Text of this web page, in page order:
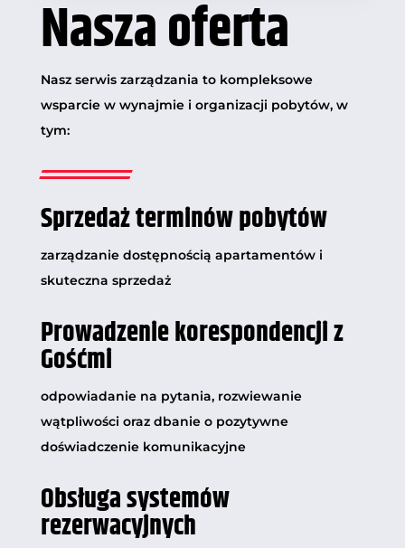
Nasza oferta
Nasz serwis zarządzania to kompleksowe
wsparcie w wynajmie i organizacji pobytów, w
tym:
Sprzedaż terminów pobytów
zarządzanie dostępnością apartamentów i
skuteczna sprzedaż
Prowadzenie korespondencji z
Gośćmi
odpowiadanie na pytania, rozwiewanie
wątpliwości oraz dbanie o pozytywne
doświadczenie komunikacyjne
Obsługa systemów
rezerwacyjnych